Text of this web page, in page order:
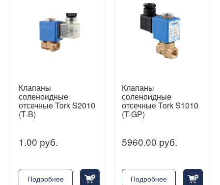
Клапаны
соленоидные
отсечные Tork S2010
(T-B)
1.00 руб.
Подробнее cart_fill_badge_plus
Клапаны
соленоидные
отсечные Tork S1010
(T-GP)
5960.00 руб.
Подробнее cart_fill_badge_plus